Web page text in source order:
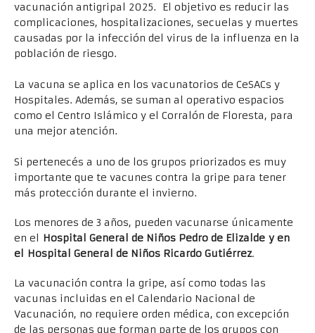
vacunación antigripal 2025. El objetivo es reducir las
complicaciones, hospitalizaciones, secuelas y muertes
causadas por la infección del virus de la influenza en la
población de riesgo.
La vacuna se aplica en los vacunatorios de CeSACs y
Hospitales. Además, se suman al operativo espacios
como el Centro Islámico y el Corralón de Floresta, para
una mejor atención.
Si pertenecés a uno de los grupos priorizados es muy
importante que te vacunes contra la gripe para tener
más protección durante el invierno.
Los menores de 3 años, pueden vacunarse únicamente
en el
Hospital General de Niños Pedro de Elizalde y en
el Hospital General de Niños Ricardo Gutiérrez.
La vacunación contra la gripe, así como todas las
vacunas incluidas en el Calendario Nacional de
Vacunación, no requiere orden médica, con excepción
de las personas que forman parte de los grupos con